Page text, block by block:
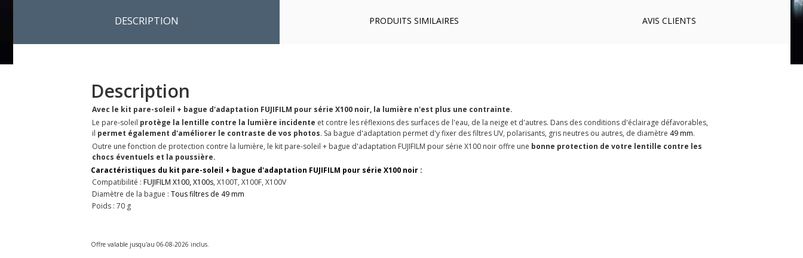
DESCRIPTION PRODUITS SIMILAIRES AVIS CLIENTS
Description
Avec le kit pare-soleil + bague d'adaptation FUJIFILM pour série X100 noir, la lumière n'est plus une contrainte.
Le pare-soleil protège la lentille contre la lumière incidente et contre les réflexions des surfaces de l'eau, de la neige et d'autres. Dans des conditions d'éclairage défavorables,
il permet également d'améliorer le contraste de vos photos. Sa bague d'adaptation permet d'y fixer des filtres UV, polarisants, gris neutres ou autres, de diamètre 49 mm.
Outre une fonction de protection contre la lumière, le kit pare-soleil + bague d'adaptation FUJIFILM pour série X100 noir offre une bonne protection de votre lentille contre les
chocs éventuels et la poussière.
Caractéristiques du kit pare-soleil + bague d'adaptation FUJIFILM pour série X100 noir :
Compatibilité : FUJIFILM X100, X100s, X100T, X100F, X100V
Diamètre de la bague : Tous filtres de 49 mm
Poids : 70 g
Offre valable jusqu'au 06-08-2026 inclus.